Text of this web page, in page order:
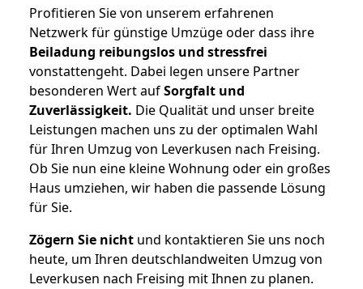
Profitieren Sie von unserem erfahrenen
Netzwerk für günstige Umzüge oder dass ihre
Beiladung reibungslos und stressfrei
vonstattengeht. Dabei legen unsere Partner
besonderen Wert aufSorgfalt und
Zuverlässigkeit. Die Qualität und unser breite
Leistungen machen uns zu der optimalen Wahl
für Ihren Umzug von Leverkusen nach Freising.
Ob Sie nun eine kleine Wohnung oder ein großes
Haus umziehen, wir haben die passende Lösung
für Sie.
Zögern Sie nicht und kontaktieren Sie uns noch
heute, um Ihren deutschlandweiten Umzug von
Leverkusen nach Freising mit Ihnen zu planen.